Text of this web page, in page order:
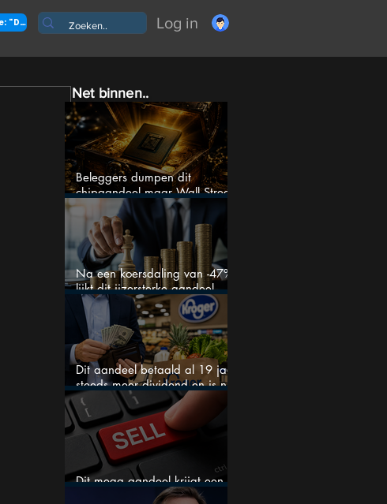
Profiteer nu van 50% korting met de kortingscode: "DANK" Log in
Net binnen..
Beleggers dumpen dit
chipaandeel maar Wall Street
ziet een zeldzame koopkans
Na een koersdaling van -47%
lijkt dit ijzersterke aandeel
aantrekkelijker dan ooit
Dit aandeel betaald al 19 jaar
steeds meer dividend en is nu
goedkoop
Dit mega aandeel krijgt een
zeldzaam verkoopadvies